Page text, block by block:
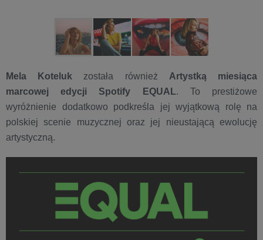
Mela Koteluk została również Artystką miesiąca
marcowej edycji Spotify EQUAL. To prestiżowe
wyróżnienie dodatkowo podkreśla jej wyjątkową rolę na
polskiej scenie muzycznej oraz jej nieustającą ewolucję
artystyczną.